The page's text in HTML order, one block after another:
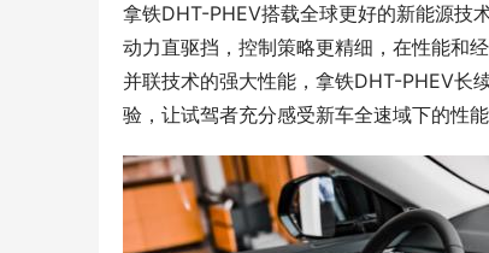
拿铁DHT-PHEV搭载全球更好的新能源技
动力直驱挡，控制策略更精细，在性能和
并联技术的强大性能，拿铁DHT-PHEV长
验，让试驾者充分感受新车全速域下的性能